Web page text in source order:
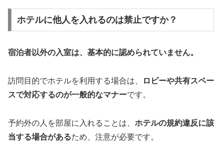
ホテルに他人を入れるのは禁止ですか？
宿泊者以外の入室は、基本的に認められていません。
訪問目的でホテルを利用する場合は、
ロビーや共有スペー
スで対応するのが一般的なマナーです。
予約外の人を部屋に入れることは、 ホテルの規約違反に該
当する場合があるため、注意が必要です。